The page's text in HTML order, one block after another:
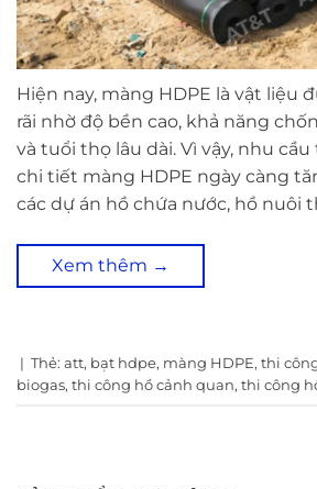
Hiện nay, màng HDPE là vật liệu
rãi nhờ độ bền cao, khả năng
và tuổi thọ lâu dài. Vì vậy, nhu
chi tiết màng HDPE ngày càng
các dự án hồ chứa nước, hồ nuôi
Xem thêm →
| Thẻ: att, bạt hdpe, màng HDPE, thi
biogas, thi công hồ cảnh quan, thi công